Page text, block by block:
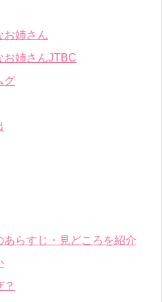
お姉さん
お姉さんJTBC
グ
らすじ・見どころを紹介